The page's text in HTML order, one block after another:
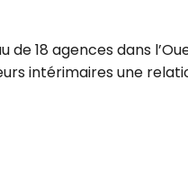
18 agences dans
intérimaires une